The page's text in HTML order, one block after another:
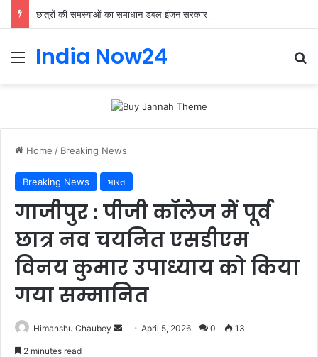
India Now24
Home / Breaking News
Breaking News भारत
गाजीपुर : पीजी कॉलेज में पूर्व
छात्र नव चयनित एसडीएम
विनय कुमार उपाध्याय को किया
गया सम्मानित
Himanshu Chaubey April 5, 2026 0 13
2 minutes read